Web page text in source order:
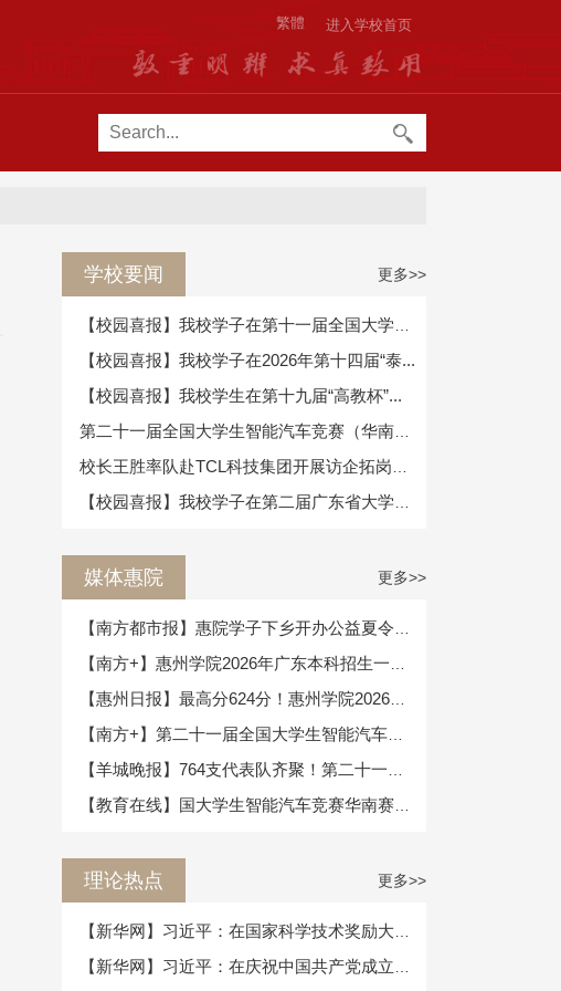
进入学校首页
繁體
学校要闻 更多>>
【校园喜报】我校学子在2026年第十四届“泰...
【校园喜报】我校学生在第十九届“高教杯”...
媒体惠院 更多>>
理论热点 更多>>